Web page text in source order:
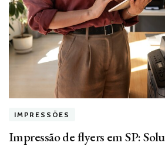
IMPRESSÕES
Impressão de flyers em SP: